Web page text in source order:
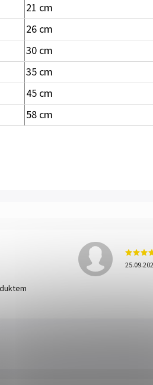
21 cm
26 cm
30 cm
35 cm
45 cm
58 cm